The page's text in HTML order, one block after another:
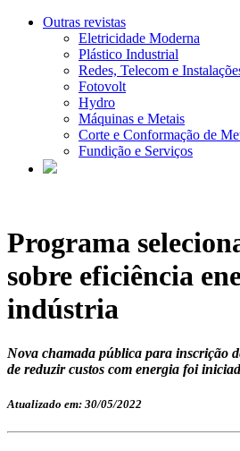
Outras revistas
Eletricidade Moderna
Plástico Industrial
Redes, Telecom e
Fotovolt
Hydro
Máquinas e Metais
Corte e Conformação de
Fundição e Serviços
Programa
sobre eficiência
indústria
Nova chamada pública para inscrição
de reduzir custos com energia foi
Atualizado em: 30/05/2022